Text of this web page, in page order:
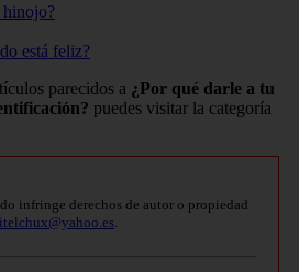
hinojo?
está feliz?
parecidos a ¿Por qué darle a tu
puedes visitar la categoría
infringe derechos de autor o propiedad